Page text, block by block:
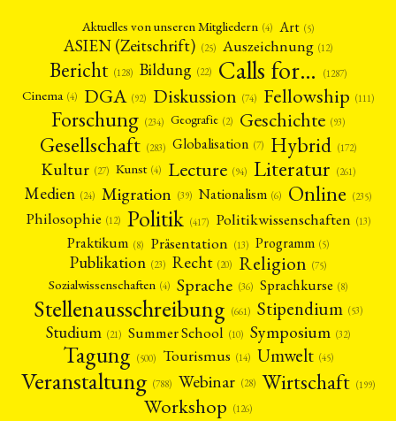
Aktuelles von unseren Mitgliedern (4) Art (5)
ASIEN (Zeitschrift) (25) Auszeichnung (12)
Bericht (128) Bildung (22) Calls for… (1287)
Cinema (4) DGA (92) Diskussion (74) Fellowship (111)
Forschung (234) Geografie (2) Geschichte (93)
Gesellschaft (283) Globalisation (7) Hybrid (172)
Kultur (27) Kunst (4) Lecture (94) Literatur (261)
Medien (24) Migration (39) Nationalism (6) Online (235)
Philosophie (12) Politik (417) Politikwissenschaften (13)
Praktikum (8) Präsentation (13) Programm (5)
Publikation (23) Recht (20) Religion (75)
Sozialwissenschaften (4) Sprache (36) Sprachkurse (8)
Stellenausschreibung (661) Stipendium (53)
Studium (21) Summer School (10) Symposium (32)
Tagung (500) Tourismus (14) Umwelt (45)
Veranstaltung (788) Webinar (28) Wirtschaft (199)
Workshop (126)